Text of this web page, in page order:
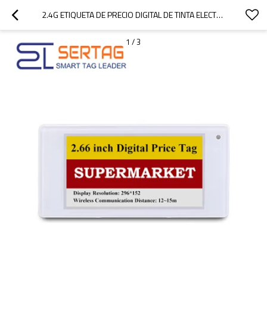
2.4G ETIQUETA DE PRECIO DIGITAL DE TINTA ELECTRÓNICA SISTEMAS ESL DE 4 COLORES Y 2,66 PULGADAS
1 /3